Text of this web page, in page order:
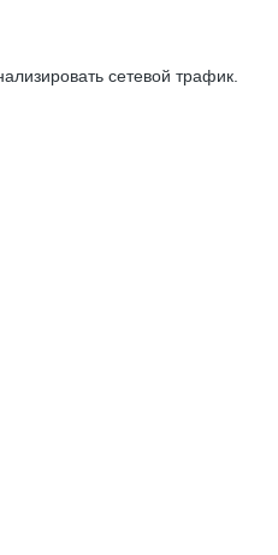
сетевой трафик.